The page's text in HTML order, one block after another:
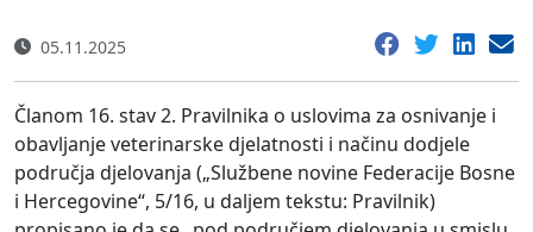
05.11.2025
Članom 16. stav 2. Pravilnika o uslovima za osnivanje i
obavljanje veterinarske djelatnosti i načinu dodjele
područja djelovanja („Službene novine Federacije Bosne
i Hercegovine“, 5/16, u daljem tekstu: Pravilnik)